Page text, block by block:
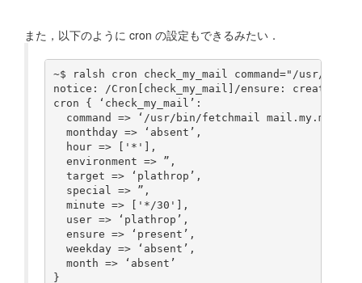
また，以下のように cron の設定もできるみたい．
~$ ralsh cron check_my_mail command="/usr/
notice: /Cron[check_my_mail]/ensure: created
cron { ‘check_my_mail’:
command => ‘/usr/bin/fetchmail
  monthday => ‘absent’,
  hour => ['*'],
  environment => ”,
  target => ‘plathrop’,
  special => ”,
  minute => ['*/30'],
  user => ‘plathrop’,
  ensure => ‘present’,
  weekday => ‘absent’,
  month => ‘absent’